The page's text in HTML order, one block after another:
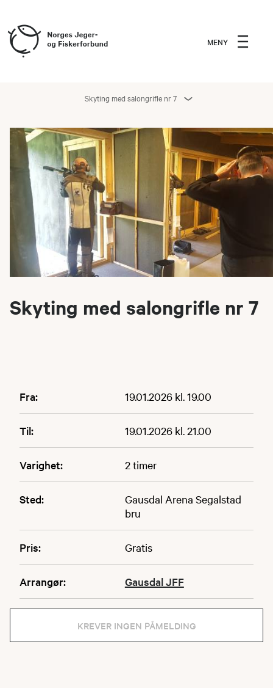
MENY
Skyting med salongrifle nr 7
Skyting med salongrifle nr 7
Fra: 19.01.2026 kl. 19.00
Til: 19.01.2026 kl. 21.00
Varighet: 2 timer
Sted:
Gausdal Arena Segalstad
bru
Pris: Gratis
Arrangør: Gausdal JFF
KREVER INGEN PÅMELDING